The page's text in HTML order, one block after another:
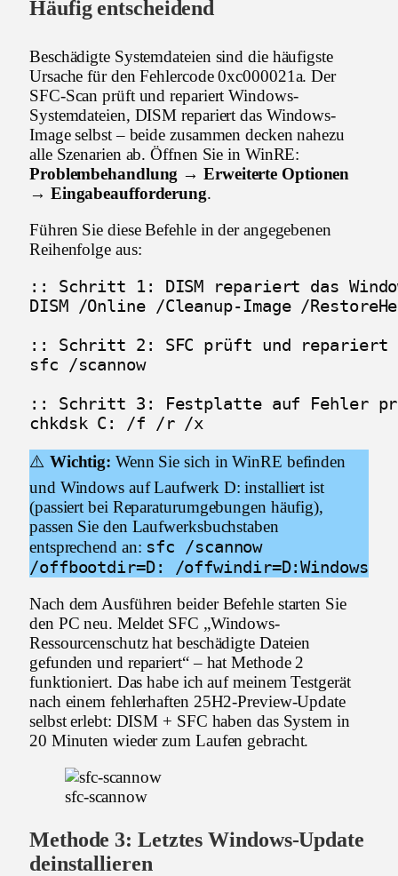
Häufig entscheidend
Beschädigte Systemdateien sind die häufigste
Ursache für den Fehlercode 0xc000021a. Der
SFC-Scan prüft und repariert Windows-
Systemdateien, DISM repariert das Windows-
Image selbst – beide zusammen decken nahezu
alle Szenarien ab. Öffnen Sie in WinRE:
Problembehandlung → Erweiterte Optionen
→ Eingabeaufforderung.
Führen Sie diese Befehle in der angegebenen
Reihenfolge aus:
:: Schritt 1: DISM repariert das
DISM /Online /Cleanup-Image /
:: Schritt 2: SFC prüft und repariert
sfc /scannow
:: Schritt 3: Festplatte auf Fehler
chkdsk C: /f /r /x
⚠️ Wichtig: Wenn Sie sich in WinRE befinden
und Windows auf Laufwerk D: installiert ist
(passiert bei Reparaturumgebungen häufig),
passen Sie den Laufwerksbuchstaben
entsprechend an: sfc /scannow
/offbootdir=D: /offwindir=D:Windows
Nach dem Ausführen beider Befehle starten Sie
den PC neu. Meldet SFC „Windows-
Ressourcenschutz hat beschädigte Dateien
gefunden und repariert“ – hat Methode 2
funktioniert. Das habe ich auf meinem Testgerät
nach einem fehlerhaften 25H2-Preview-Update
selbst erlebt: DISM + SFC haben das System in
20 Minuten wieder zum Laufen gebracht.
sfc-scannow
Methode 3: Letztes Windows-Update
deinstallieren